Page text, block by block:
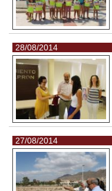
28/08/2014
27/08/2014